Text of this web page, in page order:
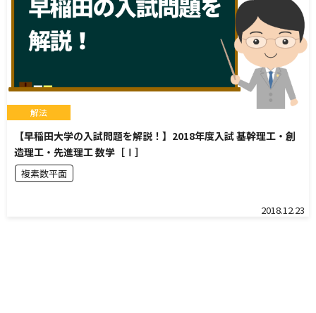
【早稲田大学の入試問題を解説！】2018年度入試 基幹理工・創
造理工・先進理工 数学［Ⅰ］
複素数平面
解法
2018.12.23